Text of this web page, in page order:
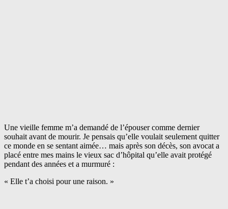
Une vieille femme m’a demandé de l’épouser comme dernier
souhait avant de mourir. Je pensais qu’elle voulait seulement quitter
ce monde en se sentant aimée… mais après son décès, son avocat a
placé entre mes mains le vieux sac d’hôpital qu’elle avait protégé
pendant des années et a murmuré :
« Elle t’a choisi pour une raison. »